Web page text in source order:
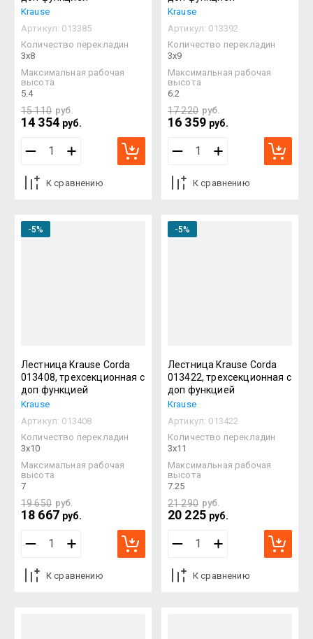
Krause
Артикул: 013385
Количество перекладин
3х8
Максимальная рабочая
высота
5.4
15 110 руб.
14 354 руб.
К сравнению
Krause
Артикул: 013392
Количество перекладин
3х9
Максимальная рабочая
высота
6.2
17 220 руб.
16 359 руб.
К сравнению
-5%
Лестница Krause Corda
013408, трехсекционная с
доп функцией
Krause
Артикул: 013408
Количество перекладин
3х10
Максимальная рабочая
высота
7
19 650 руб.
18 667 руб.
К сравнению
-5%
Лестница Krause Corda
013422, трехсекционная с
доп функцией
Krause
Артикул: 013422
Количество перекладин
3х11
Максимальная рабочая
высота
7.25
21 290 руб.
20 225 руб.
К сравнению